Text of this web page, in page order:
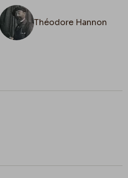
Théodore Hannon